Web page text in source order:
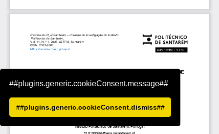
##plugins.generic.cookieConsent.message##
##plugins.generic.cookieConsent.dismiss##